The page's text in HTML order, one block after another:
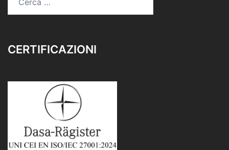
CERTIFICAZIONI